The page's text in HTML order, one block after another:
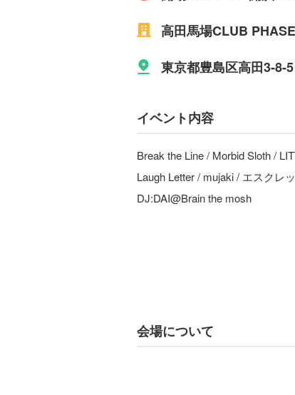
高田馬場CLUB PHASE
東京都豊島区高田3-8-
イベント内容
Break the Line / Morbid Sloth /
Laugh Letter / mujaki / エスクレ
DJ:DAI@Brain the mosh
会場について